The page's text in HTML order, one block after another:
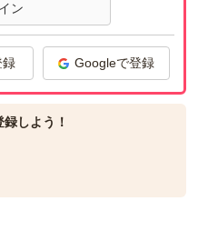
ン
録 Googleで登録
しよう！